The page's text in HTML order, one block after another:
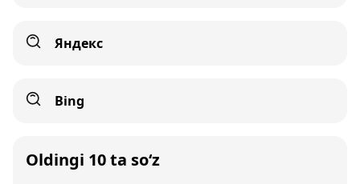
Яндекс
Bing
Oldingi 10 ta so‘z